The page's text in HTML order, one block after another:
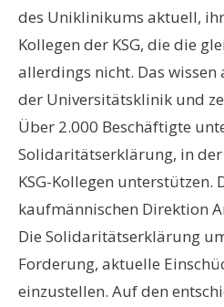
des Uniklinikums aktuell,
Kollegen der KSG, die die
allerdings nicht. Das wissen
der Universitätsklinik und
Über 2.000 Beschäftigte
Solidaritätserklärung, in
KSG-Kollegen unterstützen.
kaufmännischen Direktion
Die Solidaritätserklärung
Forderung, aktuelle
einzustellen. Auf den